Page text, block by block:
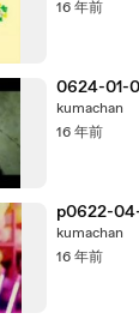
16 年前
0624-01-
kumachan
16 年前
p0622-
kumachan
16 年前